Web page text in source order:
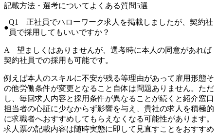
記載方法・選考についてよくある質問5選
Q1 正社員でハローワーク求人を掲載しましたが、契約社
員で採用してもいいですか？
A 望ましくはありませんが、選考時に本人の同意があれば
契約社員での採用も可能です。
例えば本人のスキルに不安が残る等理由があって雇用形態そ
の他労働条件が変更となること自体は問題ありません。ただ
し、毎回求人内容と採用条件が異なることが続くと紹介窓口
担当者の心証に少なからず影響を与え、貴社の求人を積極的
に求職者へおすすめしてもらえなくなる可能性があります。
求人票の記載内容は随時実態に即して見直すことをおすすめ